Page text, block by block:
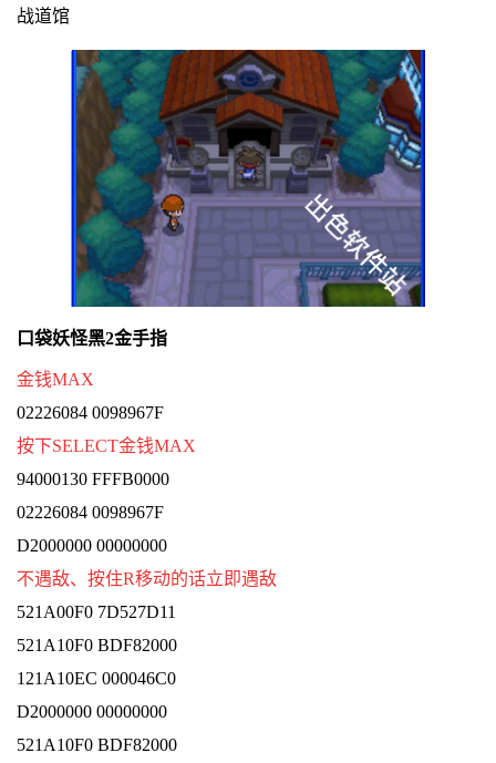
战道馆
口袋妖怪黑2金手指
金钱MAX
02226084 0098967F
按下SELECT金钱MAX
94000130 FFFB0000
02226084 0098967F
D2000000 00000000
不遇敌、按住R移动的话立即遇敌
521A00F0 7D527D11
521A10F0 BDF82000
121A10EC 000046C0
D2000000 00000000
521A10F0 BDF82000